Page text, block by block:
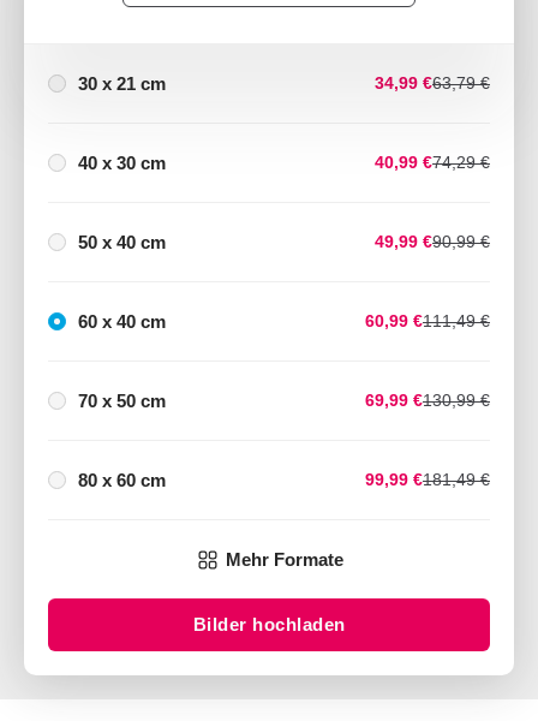
30 x 21 cm 34,99 €63,79 €
40 x 30 cm 40,99 €74,29 €
50 x 40 cm 49,99 €90,99 €
60 x 40 cm 60,99 €111,49 €
70 x 50 cm 69,99 €130,99 €
80 x 60 cm 99,99 €181,49 €
Mehr Formate
Bilder hochladen